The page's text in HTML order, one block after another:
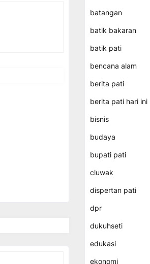
batangan
batik bakaran
batik pati
bencana alam
berita pati
berita pati hari ini
bisnis
budaya
bupati pati
cluwak
dispertan pati
dpr
dukuhseti
edukasi
ekonomi